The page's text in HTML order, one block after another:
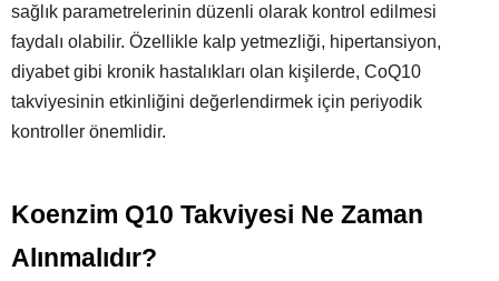
sağlık parametrelerinin düzenli olarak kontrol edilmesi
faydalı olabilir. Özellikle kalp yetmezliği, hipertansiyon,
diyabet gibi kronik hastalıkları olan kişilerde, CoQ10
takviyesinin etkinliğini değerlendirmek için periyodik
kontroller önemlidir.
Koenzim Q10 Takviyesi Ne Zaman
Alınmalıdır?